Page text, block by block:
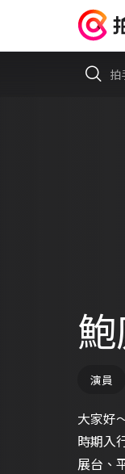
拍
演員
大家好
時期入
展台、